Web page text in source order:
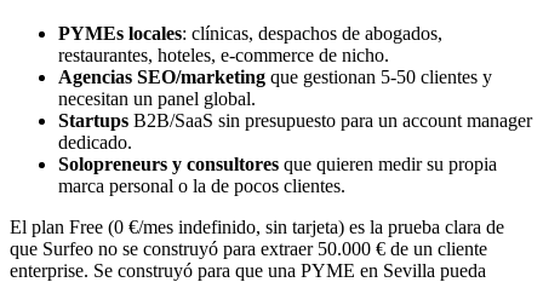
PYMEs locales: clínicas, despachos de abogados,
restaurantes, hoteles, e-commerce de nicho.
Agencias SEO/marketing que gestionan 5-50 clientes y
necesitan un panel global.
Startups B2B/SaaS sin presupuesto para un account manager
dedicado.
Solopreneurs y consultores que quieren medir su propia
marca personal o la de pocos clientes.
El plan Free (0 €/mes indefinido, sin tarjeta) es la prueba clara de
que Surfeo no se construyó para extraer 50.000 € de un cliente
enterprise. Se construyó para que una PYME en Sevilla pueda